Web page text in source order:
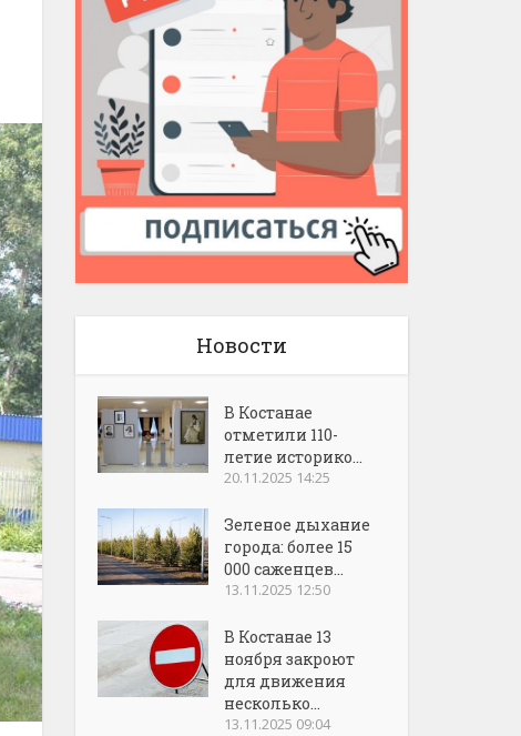
Новости
В Костанае
отметили 110-
летие историко...
20.11.2025 14:25
Зеленое дыхание
города: более 15
000 саженцев...
13.11.2025 12:50
В Костанае 13
ноября закроют
для движения
несколько...
13.11.2025 09:04